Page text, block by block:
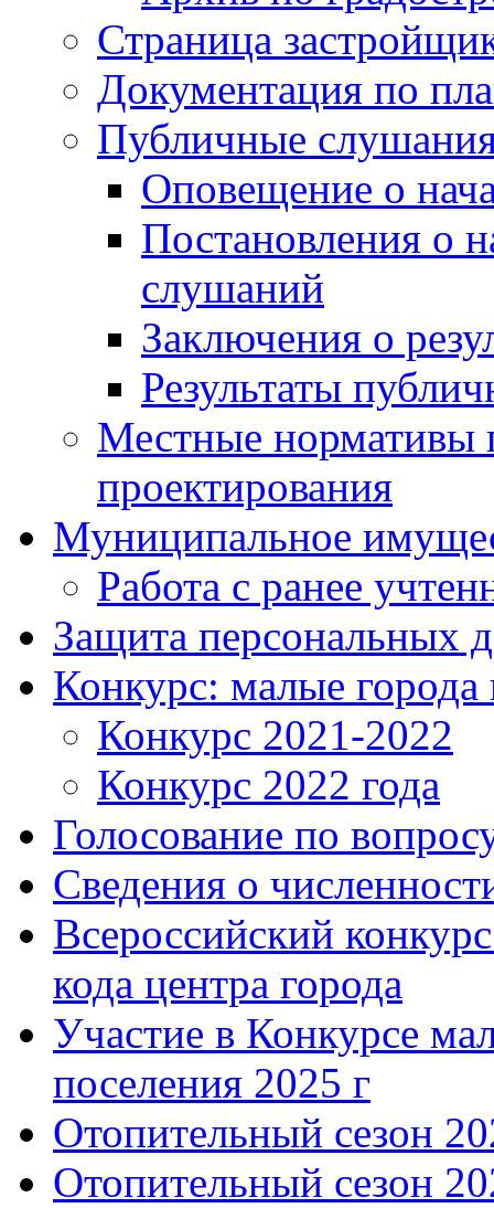
Страница
Документация по
Публичные
Оповещение о
Постановления о
слушаний
Заключения о
Результаты
Местные нормативы
проектирования
Муниципальное
Работа с ранее
Защита персональных
Конкурс: малые города
Конкурс 2021-2022
Конкурс 2022 года
Голосование по
Сведения о
Всероссийский
кода центра города
Участие в Конкурсе
поселения 2025 г
Отопительный сезон
Отопительный сезон